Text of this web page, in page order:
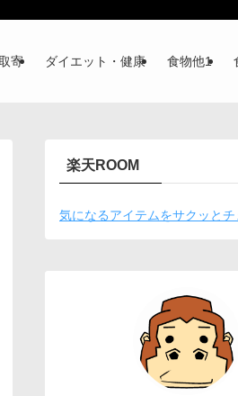
寄 ダイエット・健康 食物他1
楽天ROOM
気になるアイテムをサクッとチ